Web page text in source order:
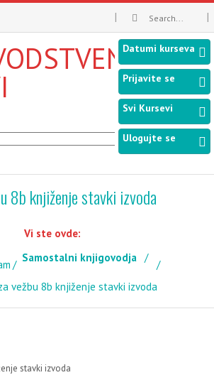
8b knjiženje stavki izvoda
Vi ste ovde:
Samostalni knjigovodja
vežbu 8b knjiženje stavki izvoda
stavki izvoda
Datumi kurseva
Prijavite se
Svi Kursevi
Ulogujte se